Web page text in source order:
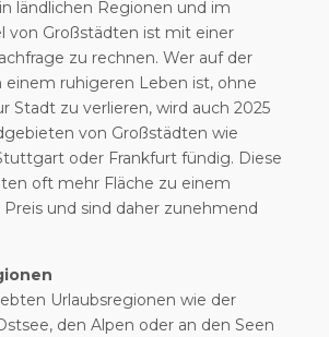
ländlichen Regionen und im
von Großstädten ist mit einer
zu rechnen. Wer auf der
einem ruhigeren Leben ist, ohne
Stadt zu verlieren, wird auch 2025
von Großstädten wie
oder Frankfurt fündig. Diese
oft mehr Fläche zu einem
und sind daher zunehmend
Urlaubsregionen wie der
den Alpen oder an den Seen